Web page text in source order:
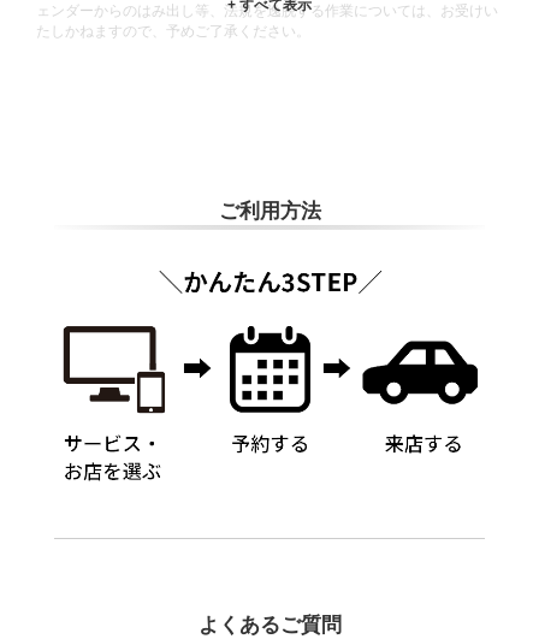
ェンダーからのはみ出し等、法規を逸脱する作業については、お受けい
たしかねますので、予めご了承ください。
ご利用方法
よくあるご質問